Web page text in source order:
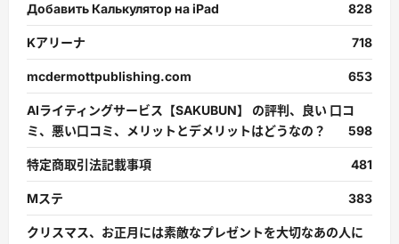
Добавить Калькулятор на iPad 828
Kアリーナ 718
mcdermottpublishing.com 653
AIライティングサービス【SAKUBUN】 の評判、良い 口コ
ミ、悪い口コミ、メリットとデメリットはどうなの？
598
特定商取引法記載事項 481
Mステ 383
クリスマス、お正月には素敵なプレゼントを大切なあの人に